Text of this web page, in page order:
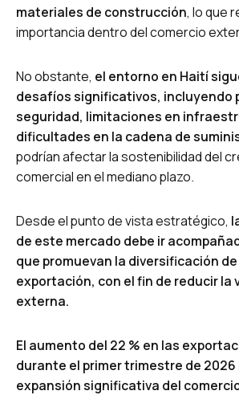
materiales de construcción, lo que
importancia dentro del comercio
No obstante, el entorno en Haití
desafíos significativos, incluyendo
seguridad, limitaciones en
dificultades en la cadena de
podrían afectar la sostenibilidad del
comercial en el mediano plazo.
Desde el punto de vista estratégico,
de este mercado debe ir
que promuevan la diversificación
exportación, con el fin de reducir la
externa.
El aumento del 22 % en las
durante el primer trimestre de
expansión significativa del